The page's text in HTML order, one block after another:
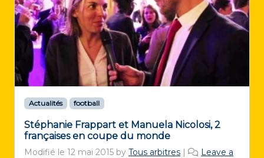
Actualités football
Stéphanie Frappart et Manuela Nicolosi, 2
françaises en coupe du monde
Modifié le 12 mai 2015 by Tous arbitres | Leave a